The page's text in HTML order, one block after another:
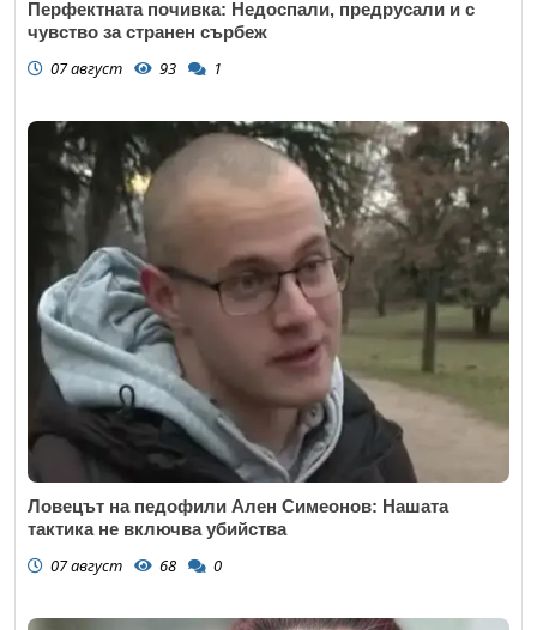
Перфектната почивка: Недоспали, предрусали и с
чувство за странен сърбеж
07 август 93 1
Ловецът на педофили Ален Симеонов: Нашата
тактика не включва убийства
07 август 68 0